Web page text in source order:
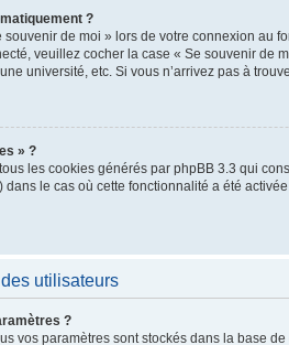
?
de moi » lors de votre connexion au
veuillez cocher la case « Se souvenir
université, etc. Si vous n’arrivez pas à
» ?
les cookies générés par phpBB 3.3 qui
dans le cas où cette fonctionnalité a été
utilisateurs
?
vos paramètres sont stockés dans la base